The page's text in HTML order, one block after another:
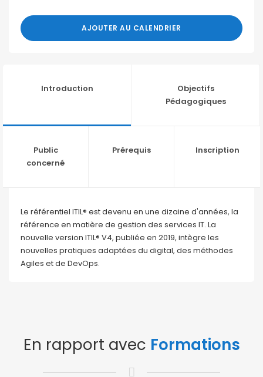
AJOUTER AU CALENDRIER
Introduction
Objectifs
Pédagogiques
Public
concerné
Prérequis Inscription
Le référentiel ITIL® est devenu en une dizaine d'années, la
référence en matière de gestion des services IT. La
nouvelle version ITIL® V4, publiée en 2019, intègre les
nouvelles pratiques adaptées du digital, des méthodes
Agiles et de DevOps.
En rapport avec Formations